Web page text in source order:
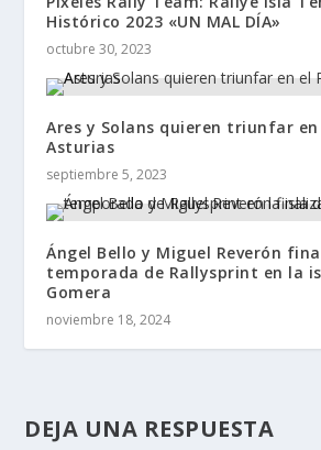
Histórico 2023 «UN MAL DÍA»
octubre 30, 2023
Ares y Solans quieren triunfar en
Asturias
septiembre 5, 2023
Ángel Bello y Miguel Reverón
temporada de Rallysprint en la
Gomera
noviembre 18, 2024
DEJA UNA RESPUESTA